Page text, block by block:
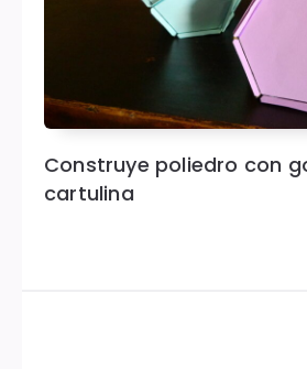
Construye poliedro con
cartulina